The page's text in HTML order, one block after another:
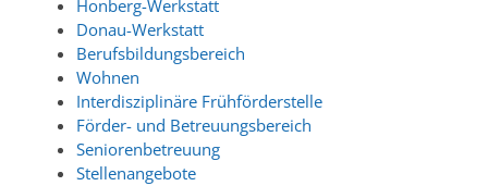
Honberg-Werkstatt
Donau-Werkstatt
Berufsbildungsbereich
Wohnen
Interdisziplinäre Frühförderstelle
Förder- und Betreuungsbereich
Seniorenbetreuung
Stellenangebote